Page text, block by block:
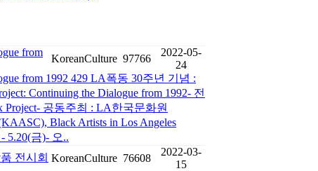
from
KoreanCulture 97766
2022-05-
24
from 1992 429 LA폭동 30주년 기념 :
Continuing the Dialogue from 1992- 전
Project- 공동주최 : LA한국문화원
Black Artists in Los Angeles
5.20(금)- 오..
전시회 KoreanCulture 76608
2022-03-
15